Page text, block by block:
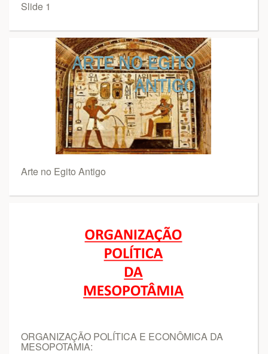
Slide 1
Arte no Egito Antigo
ORGANIZAÇÃO POLÍTICA E ECONÔMICA DA
MESOPOTAMIA: